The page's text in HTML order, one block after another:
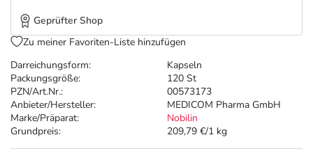
Darreichungsform:
Kapseln
Packungsgröße:
120 St
PZN/Art.Nr.:
00573173
Anbieter/Hersteller:
MEDICOM Pharma GmbH
Marke/Präparat:
Nobilin
Grundpreis:
209,79 €/1 kg
Geprüfter Shop
Zu meiner Favoriten-Liste hinzufügen